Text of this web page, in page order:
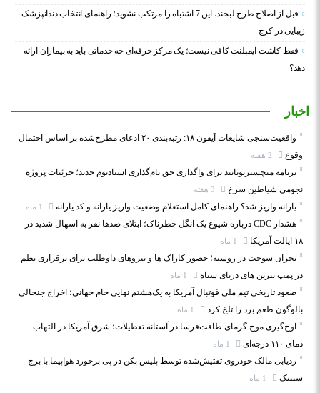
قبل از اصلاح طرح لبخند، این 7 اشتباه را مرتکب نشوید؛ راهنمای انتخاب دندانپزشک
زیبایی در کرج
فقط کاشت ایمپلنت کافی نیست؛ یک مرکز حرفه‌ای چه خدماتی باید به بیماران ارائه
دهد؟
اخبار
واقعیت‌سنجی شایعات آیفون ۱۸: رتبه‌بندی ۲۰ ادعای مطرح‌شده بر اساس احتمال
وقوع
برنامه منچستریونایتد برای واگذاری حق نام‌گذاری استادیوم جدید؛ جزئیات پروژه
نجومی شیاطین سرخ
یارانه واریز شد؟ راهنمای کامل استعلام وضعیت واریز یارانه و کد یارانه
هشدار CDC درباره شیوع یک انگل خطرناک؛ ابتلای صدها نفر به اسهال شدید در
۱۸ ایالت آمریکا
بحران سوخت در روسیه؛ حضور کازاک‌ ها و نیروهای داوطلب برای برقراری نظم
در پمپ بنزین‌ های دریای سیاه
صعود تاریخی تیم ملی فوتبال آمریکا به یک‌هشتم نهایی جام جهانی؛ اخراج جنجالی
بالوگون طعم برد را تلخ کرد
اوج‌گیری موج گرمای طاقت‌فرسا در آستانه تعطیلات؛ شرق آمریکا در التهاب
دمای ۱۱۰ درجه‌ای
ردیابی مالک خودروی تفتیش‌شده توسط پلیس پکن در پی برخورد هواپیما با برج
سیتیک